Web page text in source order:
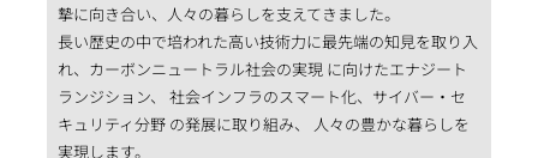
摯に向き合い、人々の暮らしを支えてきました。
長い歴史の中で培われた高い技術力に最先端の知見を取り入
れ、カーボンニュートラル社会の実現 に向けたエナジート
ランジション、 社会インフラのスマート化、サイバー・セ
キュリティ分野 の発展に取り組み、 人々の豊かな暮らしを
実現します。